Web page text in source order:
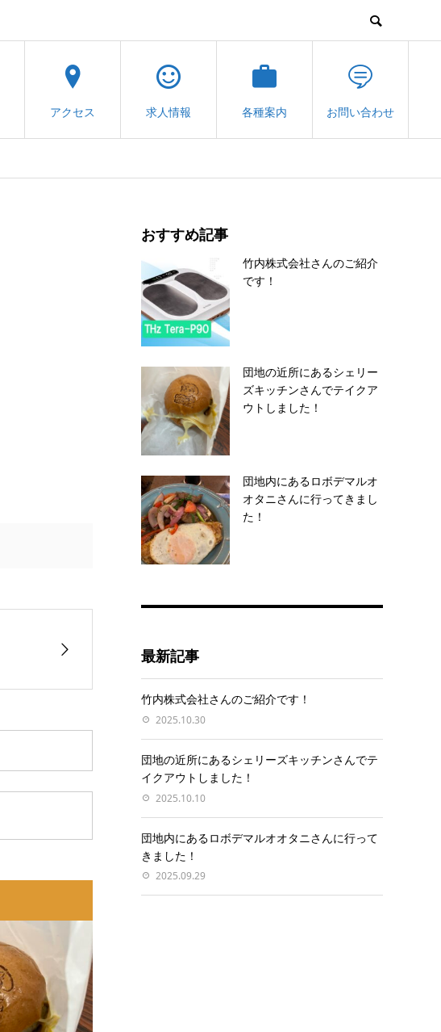
アクセス 求人情報 各種案内 お問い合わせ
おすすめ記事
竹内株式会社さんのご紹介
です！
団地の近所にあるシェリー
ズキッチンさんでテイクア
ウトしました！
団地内にあるロボデマルオ
オタニさんに行ってきまし
た！
最新記事
竹内株式会社さんのご紹介です！
2025.10.30
団地の近所にあるシェリーズキッチンさんでテ
イクアウトしました！
2025.10.10
団地内にあるロボデマルオオタニさんに行って
きました！
2025.09.29